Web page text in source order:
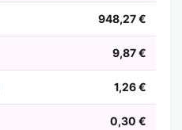
948,27 €
9,87 €
1,26 €
0,30 €